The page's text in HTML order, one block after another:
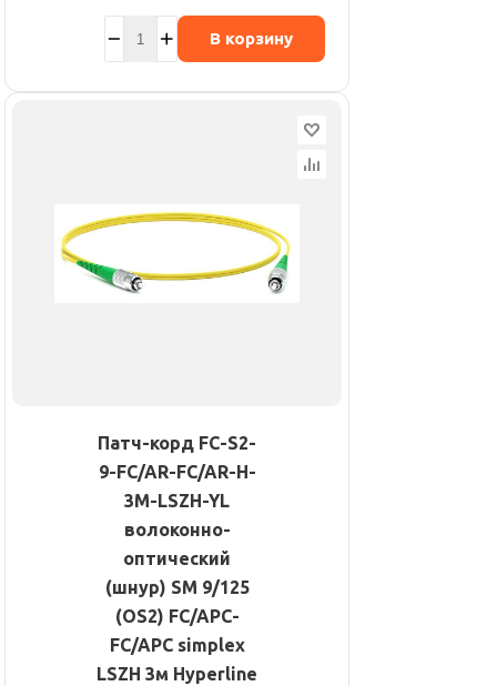
В корзину
Патч-корд FC-S2-
9-FC/AR-FC/AR-H-
3M-LSZH-YL
волоконно-
оптический
(шнур) SM 9/125
(OS2) FC/APC-
FC/APC simplex
LSZH 3м Hyperline